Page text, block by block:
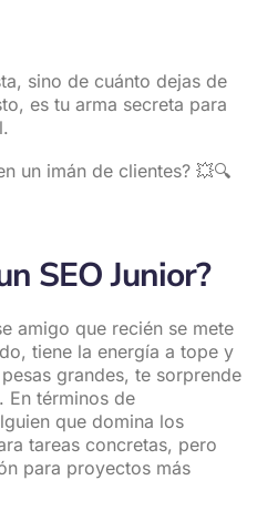
sino de cuánto dejas de
es tu arma secreta para
un imán de clientes? 💥🔍
SEO Junior?
amigo que recién se mete
tiene la energía a tope y
grandes, te sorprende
En términos de
que domina los
tareas concretas, pero
para proyectos más